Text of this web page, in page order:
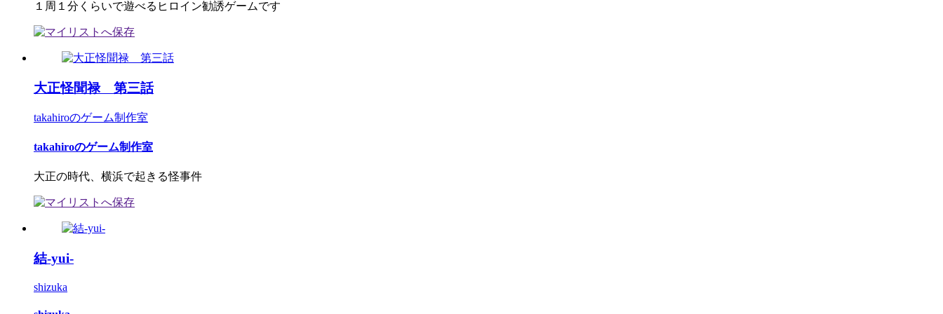
１周１分くらいで遊べるヒロイン勧誘ゲームです
大正怪聞禄 第三話
takahiroのゲーム制作室
takahiroのゲーム制作室
大正の時代、横浜で起きる怪事件
結-yui-
shizuka